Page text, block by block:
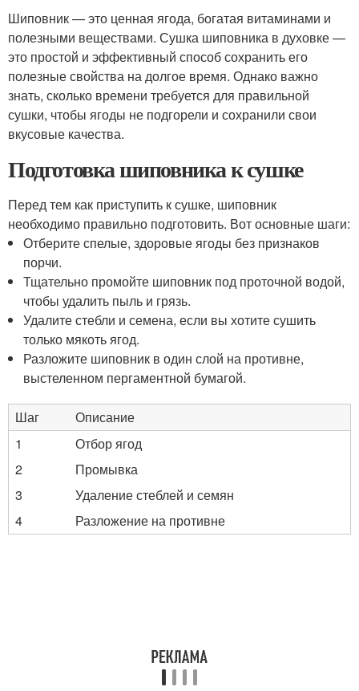
Шиповник — это ценная ягода, богатая витаминами и
полезными веществами. Сушка шиповника в духовке —
это простой и эффективный способ сохранить его
полезные свойства на долгое время. Однако важно
знать, сколько времени требуется для правильной
сушки, чтобы ягоды не подгорели и сохранили свои
вкусовые качества.
Подготовка шиповника к сушке
Перед тем как приступить к сушке, шиповник
необходимо правильно подготовить. Вот основные шаги:
Отберите спелые, здоровые ягоды без признаков
порчи.
Тщательно промойте шиповник под проточной водой,
чтобы удалить пыль и грязь.
Удалите стебли и семена, если вы хотите сушить
только мякоть ягод.
Разложите шиповник в один слой на противне,
выстеленном пергаментной бумагой.
Шаг
Описание
1
Отбор ягод
2
Промывка
3
Удаление стеблей и семян
4
Разложение на противне